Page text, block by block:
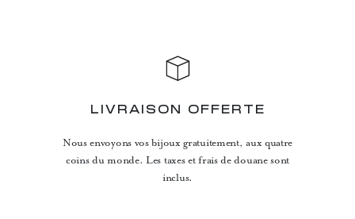
LIVRAISON OFFERTE
Nous envoyons vos bijoux gratuitement, aux quatre
coins du monde. Les taxes et frais de douane sont
inclus.